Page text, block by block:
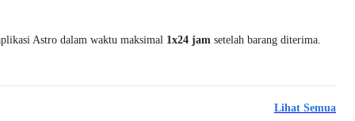
Astro dalam waktu maksimal 1x24 jam setelah barang diterima.
Lihat Semua